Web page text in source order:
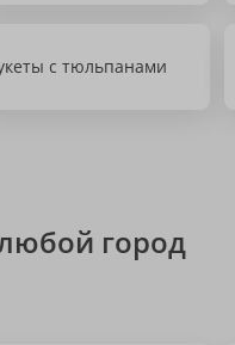
с тюльпанами
город